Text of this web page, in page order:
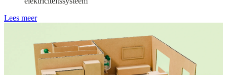
Lees meer